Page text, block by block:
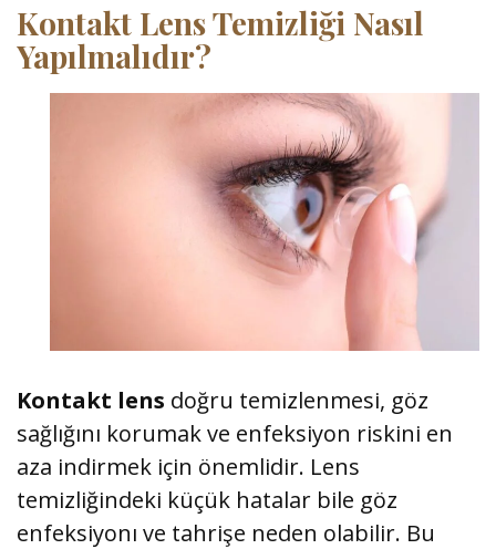
Kontakt Lens Temizliği Nasıl
Yapılmalıdır?
Kontakt lens doğru temizlenmesi, göz
sağlığını korumak ve enfeksiyon riskini en
aza indirmek için önemlidir. Lens
temizliğindeki küçük hatalar bile göz
enfeksiyonı ve tahrişe neden olabilir. Bu